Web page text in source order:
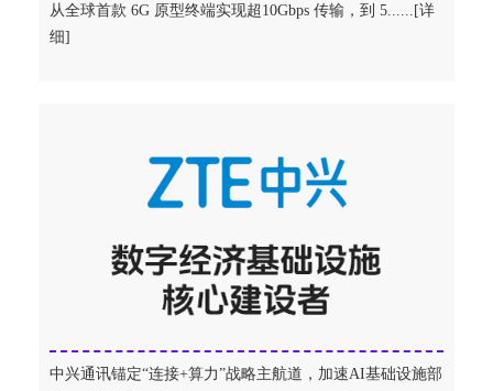
从全球首款 6G 原型终端实现超10Gbps 传输，到 5......[详
细]
中兴通讯锚定“连接+算力”战略主航道，加速AI基础设施部